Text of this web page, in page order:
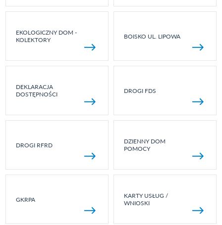
EKOLOGICZNY DOM -
KOLEKTORY
BOISKO UL. LIPOWA
DEKLARACJA
DOSTĘPNOŚCI
DROGI FDS
DROGI RFRD
DZIENNY DOM
POMOCY
GKRPA
KARTY USŁUG /
WNIOSKI